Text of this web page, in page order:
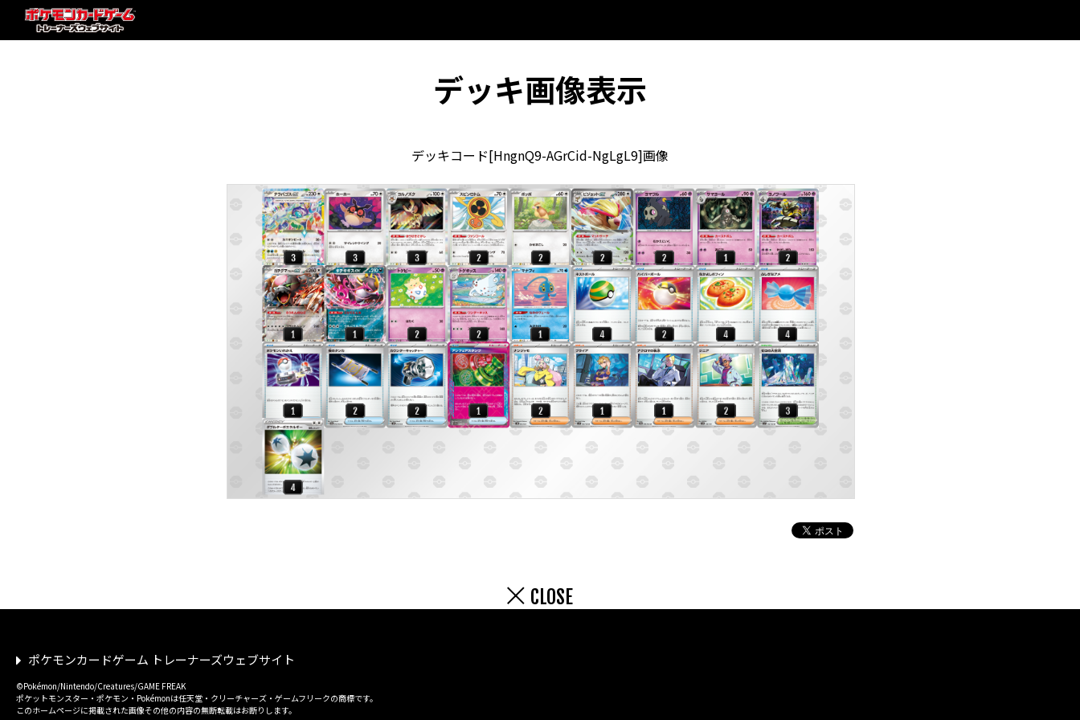
デッキ画像表示
デッキコード[HngnQ9-AGrCid-NgLgL9]画像
CLOSE
ポケモンカードゲーム トレーナーズウェブサイト
©Pokémon/Nintendo/Creatures/GAME FREAK
ポケットモンスター・ポケモン・Pokémonは任天堂・クリーチャーズ・ゲームフリークの商標です。
このホームページに掲載された画像その他の内容の無断転載はお断りします。